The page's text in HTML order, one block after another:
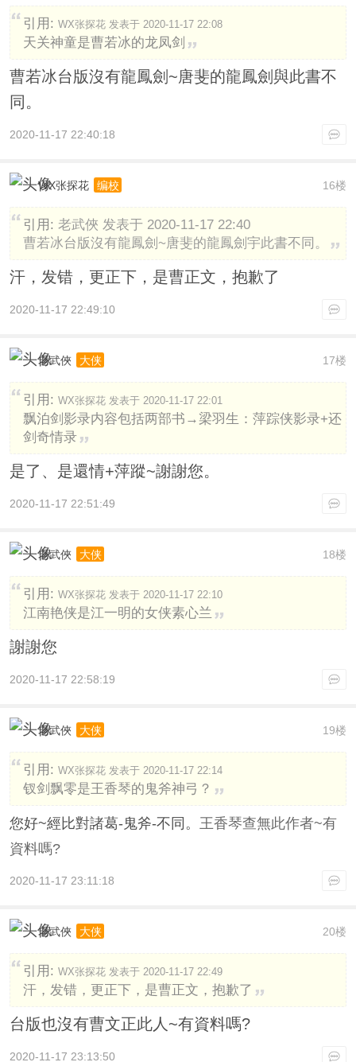
引用: WX张探花 发表于 2020-11-17 22:08
天关神童是曹若冰的龙凤剑
曹若冰台版沒有龍鳳劍~唐斐的龍鳳劍與此書不
同。
2020-11-17 22:40:18
16楼
WX张探花 编校
引用: 老武俠 发表于 2020-11-17 22:40
曹若冰台版沒有龍鳳劍~唐斐的龍鳳劍宇此書不同。
汗，发错，更正下，是曹正文，抱歉了
2020-11-17 22:49:10
17楼
老武俠 大侠
引用: WX张探花 发表于 2020-11-17 22:01
飘泊剑影录内容包括两部书→梁羽生：萍踪侠影录+还
剑奇情录
是了、是還情+萍蹤~謝謝您。
2020-11-17 22:51:49
18楼
老武俠 大侠
引用: WX张探花 发表于 2020-11-17 22:10
江南艳侠是江一明的女侠素心兰
謝謝您
2020-11-17 22:58:19
19楼
老武俠 大侠
引用: WX张探花 发表于 2020-11-17 22:14
钗剑飘零是王香琴的鬼斧神弓？
您好~經比對諸葛-鬼斧-不同。 王香琴查無此作者~有
資料嗎?
2020-11-17 23:11:18
20楼
老武俠 大侠
引用: WX张探花 发表于 2020-11-17 22:49
汗，发错，更正下，是曹正文，抱歉了
台版也沒有曹文正此人~有資料嗎?
2020-11-17 23:13:50